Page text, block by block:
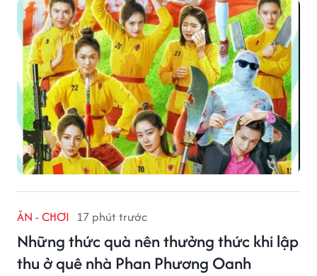
ĂN - CHƠI 17 phút trước
Những thức quà nên thưởng thức khi lập
thu ở quê nhà Phan Phương Oanh